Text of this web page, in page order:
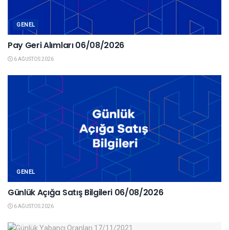
GENEL
Pay Geri Alımları 06/08/2026
6 AĞUSTOS 2026
GENEL
Günlük Açığa Satış Bilgileri 06/08/2026
6 AĞUSTOS 2026